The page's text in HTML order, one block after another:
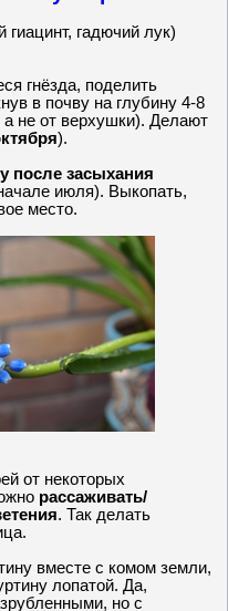
гадючий лук)
гнёзда, поделить
в почву на глубину 4-8
не от верхушки). Делают
).
после засыхания
июля). Выкопать,
место.
от некоторых
рассаживать/
. Так делать
вместе с комом земли,
лопатой. Да,
но с